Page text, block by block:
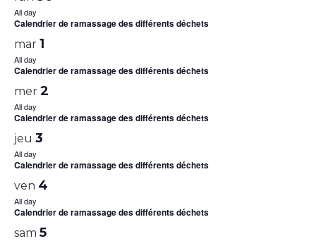
All day
Calendrier de ramassage des différents déchets
mar 1
All day
Calendrier de ramassage des différents déchets
mer 2
All day
Calendrier de ramassage des différents déchets
jeu 3
All day
Calendrier de ramassage des différents déchets
ven 4
All day
Calendrier de ramassage des différents déchets
sam 5